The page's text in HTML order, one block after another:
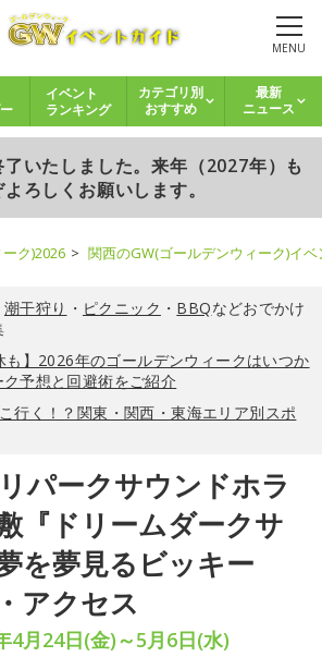
MENU
イベント
ランキング
カテゴリ別
おすすめ
最新
ニュース
いたしました。来年（2027年）も
ろしくお願いします。
ク)2026 関西のGW(ゴールデンウィーク)イ
潮干狩り ・ ピクニック ・ BBQなどおでかけ
も】2026年のゴールデンウィークはいつか
予想と回避術をご紹介
行く！？関東・関西・東海エリア別スポ
パークサウンドホラ
『ドリームダークサ
を夢見るビッキー
アクセス
4月24日(金)～5月6日(水)